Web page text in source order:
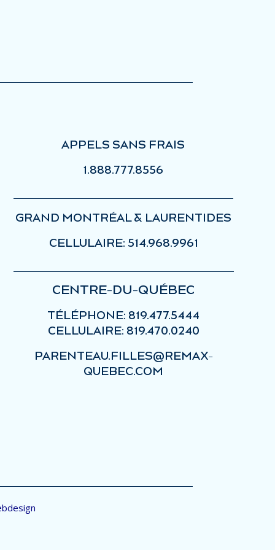
APPELS SANS FRAIS
1.888.777.8556
GRAND MONTRÉAL & LAURENTIDES
CELLULAIRE: 514.968.9961
CENTRE-DU-QUÉBEC
TÉLÉPHONE: 819.477.5444
CELLULAIRE: 819.470.0240
PARENTEAU.FILLES@REMAX-
QUEBEC.COM